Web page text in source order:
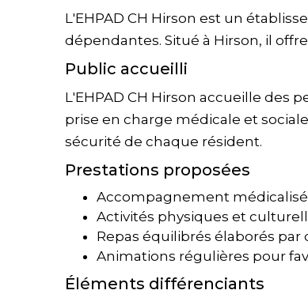
L'EHPAD CH Hirson est un
dépendantes. Situé à Hirson, il
Public accueilli
L'EHPAD CH Hirson accueille des
prise en charge médicale et
sécurité de chaque résident.
Prestations proposées
Accompagnement
Activités physiques et
Repas équilibrés élaborés
Animations régulières pour
Éléments différenciants